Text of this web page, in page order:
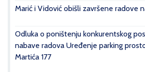
Marić i Vidović obišli završene radove
Odluka o poništenju konkurentskog
nabave radova Uređenje parking
Martića 177